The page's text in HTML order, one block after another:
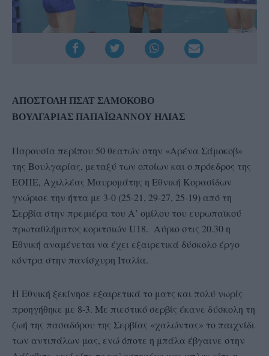
ΑΠΟΣΤΟΛΗ ΠΣΑΤ ΣΑΜΟΚΟΒΟ
ΒΟΥΛΓΑΡΙΑΣ ΠΑΠΑΪΩΑΝΝΟΥ ΗΛΙΑΣ
Παρουσία περίπου 50 θεατών στην «Αρένα Σάμοκοβ»
της Βουλγαρίας, μεταξύ των οποίων και ο πρόεδρος της
ΕΟΠΕ, Αχιλλέας Μαυρομάτης η Εθνική Κορασίδων
γνώρισε την ήττα με 3-0 (25-21, 29-27, 25-19) από τη
Σερβία στην πρεμιέρα του Α’ ομίλου του ευρωπαϊκού
πρωταθλήματος κοριτσιών U18. Αύριο στις 20.30 η
Εθνική αναμένεται να έχει εξαιρετικά δύσκολο έργο
κόντρα στην πανίσχυρη Ιταλία.
Η Εθνική ξεκίνησε εξαιρετικά το ματς και πολύ νωρίς
προηγήθηκε με 8-3. Με πιεστικό σερβίς έκανε δύσκολη τη
ζωή της πασαδόρου της Σερβίας «χαλώντας» το παιχνίδι
των αντιπάλων μας, ενώ όποτε η μπάλα έβγαινε στην